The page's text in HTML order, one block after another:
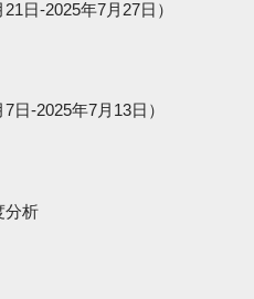
日-2025年7月27日）
日-2025年7月13日）
分析